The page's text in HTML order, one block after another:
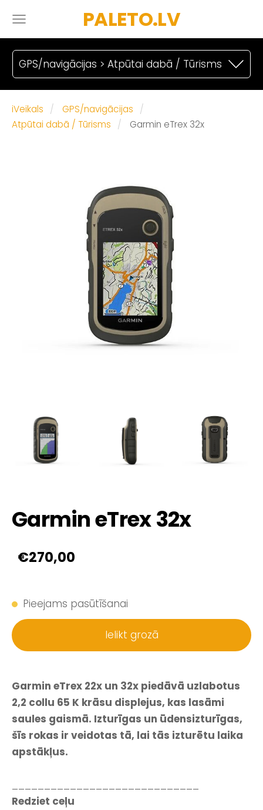
PALETO.LV
GPS/navigācijas > Atpūtai dabā / Tūrisms
iVeikals
GPS/navigācijas
Atpūtai dabā / Tūrisms
Garmin eTrex 32x
Garmin eTrex 32x
€270,00
Pieejams pasūtīšanai
Ielikt grozā
Garmin eTrex 22x un 32x piedāvā uzlabotus
2,2 collu 65 K krāsu displejus, kas lasāmi
saules gaismā. Izturīgas un ūdensizturīgas,
šīs rokas ir veidotas tā, lai tās izturētu laika
apstākļus.
Redziet ceļu